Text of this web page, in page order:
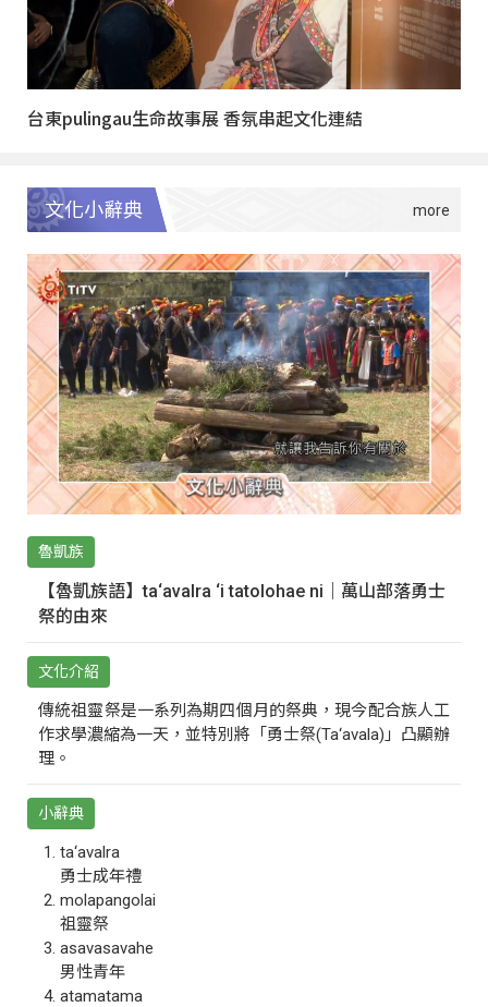
台東pulingau生命故事展 香氛串起文化連結
文化小辭典
魯凱族
【魯凱族語】ta‘avalra ‘i tatolohae ni｜萬山部落勇士
祭的由來
文化介紹
傳統祖靈祭是一系列為期四個月的祭典，現今配合族人工
作求學濃縮為一天，並特別將「勇士祭(Ta‘avala)」凸顯辦
理。
小辭典
ta‘avalra
勇士成年禮
molapangolai
祖靈祭
asavasavahe
男性青年
atamatama